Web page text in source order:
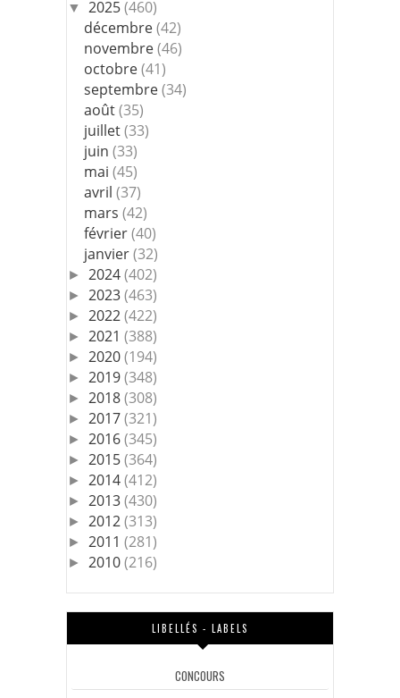
▼ 2025(460)
décembre(42)
novembre(46)
octobre(41)
septembre(34)
août(35)
juillet(33)
juin(33)
mai(45)
avril(37)
mars(42)
février(40)
janvier(32)
► 2024(402)
► 2023(463)
► 2022(422)
► 2021 (388)
► 2020(194)
► 2019(348)
► 2018(308)
► 2017(321)
► 2016(345)
► 2015(364)
► 2014(412)
► 2013(430)
► 2012(313)
► 2011 (281)
► 2010(216)
LIBELLÉS - LABELS
CONCOURS